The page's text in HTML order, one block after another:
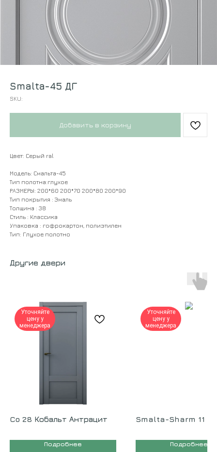
Smalta-45 ДГ
SKU:
Добавить в корзину
Цвет: Серый ral
Модель: Смальта-45
Тип полотна:глухое
РАЗМЕРЫ: 200*60 200*70 200*80 200*90
Тип покрытия : Эмаль
Толщина : 38
Стиль : Классика
Упаковка : гофрокартон, полиэтилен
Тип: Глухое полотно
Другие двери
Уточняйте
цену у
менеджера
Co 28 Кобальт Антрацит
Подробнее
Уточняйте
цену у
менеджера
Smalta-Sharm 11
Подробнее